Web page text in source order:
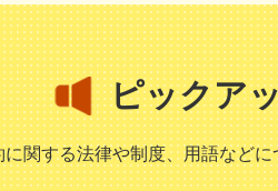
ピックア
に関する法律や制度、用語など